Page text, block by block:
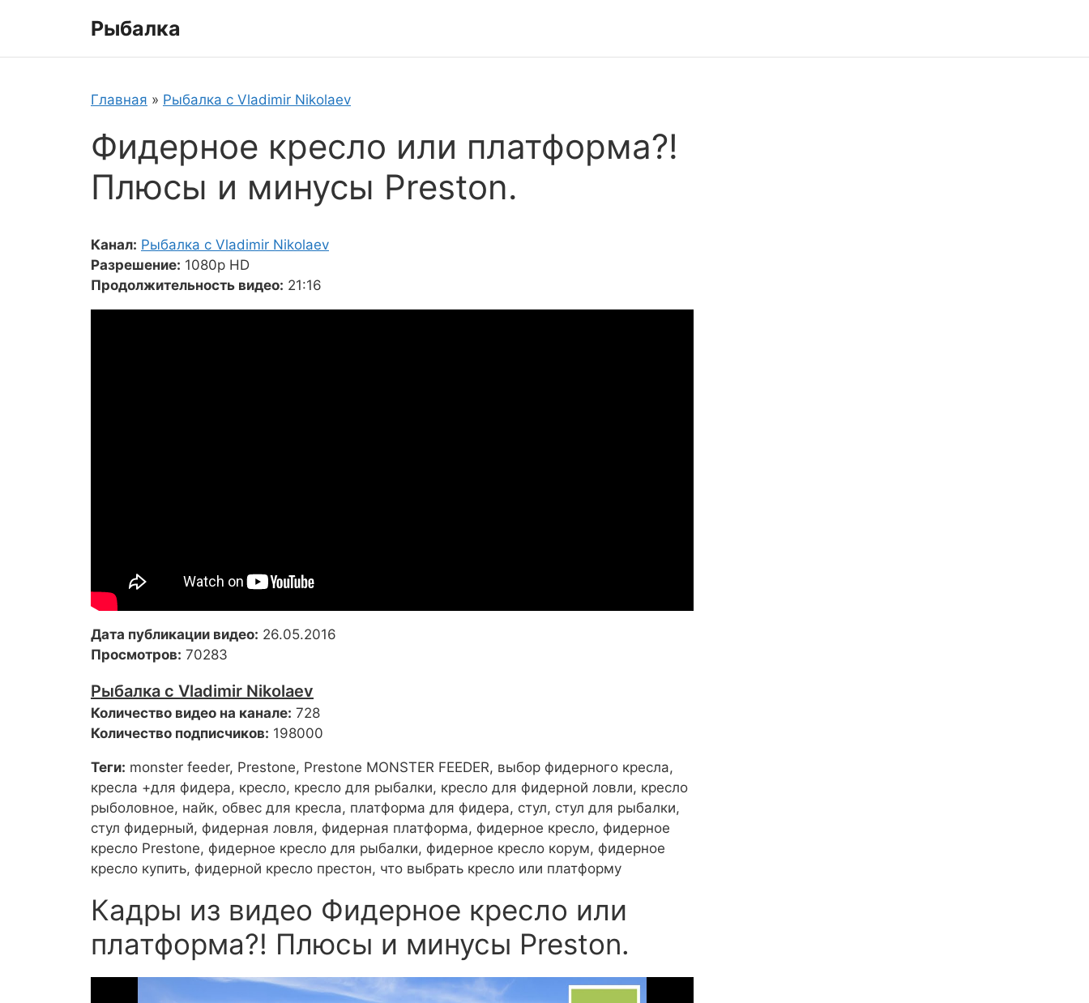
Рыбалка
Главная » Рыбалка с Vladimir Nikolaev
Фидерное кресло или платформа?!
Плюсы и минусы Preston.
Канал: Рыбалка с Vladimir Nikolaev
Разрешение: 1080p HD
Продолжительность видео: 21:16
Дата публикации видео: 26.05.2016
Просмотров: 70283
Рыбалка с Vladimir Nikolaev
Количество видео на канале: 728
Количество подписчиков: 198000
Теги: monster feeder, Prestone, Prestone MONSTER FEEDER, выбор фидерного кресла,
кресла +для фидера, кресло, кресло для рыбалки, кресло для фидерной ловли, кресло
рыболовное, найк, обвес для кресла, платформа для фидера, стул, стул для рыбалки,
стул фидерный, фидерная ловля, фидерная платформа, фидерное кресло, фидерное
кресло Prestone, фидерное кресло для рыбалки, фидерное кресло корум, фидерное
кресло купить, фидерной кресло престон, что выбрать кресло или платформу
Кадры из видео Фидерное кресло или
платформа?! Плюсы и минусы Preston.